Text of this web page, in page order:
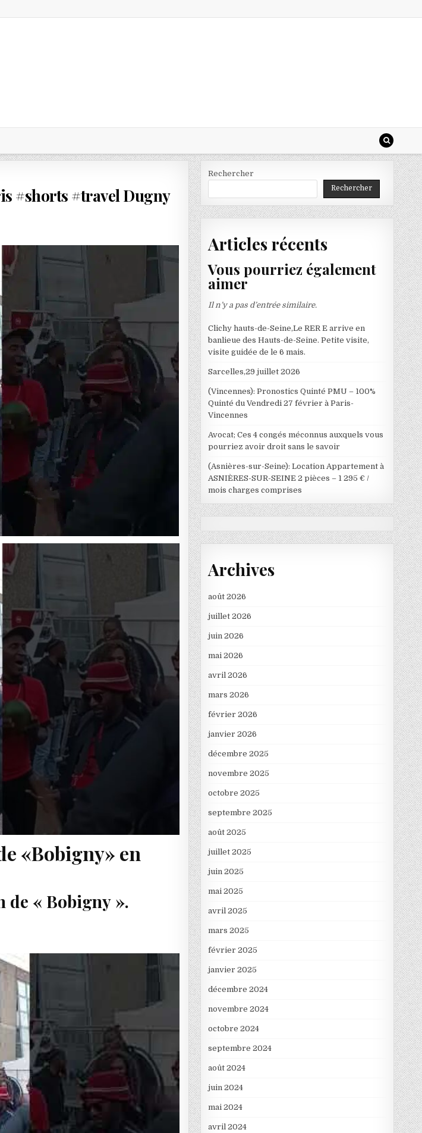
#shorts #travel Dugny
«Bobigny» en
de « Bobigny ».
Rechercher
Rechercher
Articles récents
Vous pourriez également
aimer
Il n’y a pas d’entrée similaire.
Clichy hauts-de-Seine,Le RER E arrive en
banlieue des Hauts-de-Seine. Petite visite,
visite guidée de le 6 mais.
Sarcelles,29 juillet 2026
(Vincennes): Pronostics Quinté PMU – 100%
Quinté du Vendredi 27 février à Paris-
Vincennes
Avocat; Ces 4 congés méconnus auxquels vous
pourriez avoir droit sans le savoir
(Asnières-sur-Seine): Location Appartement à
ASNIÈRES-SUR-SEINE 2 pièces – 1 295 € /
mois charges comprises
Archives
août 2026
juillet 2026
juin 2026
mai 2026
avril 2026
mars 2026
février 2026
janvier 2026
décembre 2025
novembre 2025
octobre 2025
septembre 2025
août 2025
juillet 2025
juin 2025
mai 2025
avril 2025
mars 2025
février 2025
janvier 2025
décembre 2024
novembre 2024
octobre 2024
septembre 2024
août 2024
juin 2024
mai 2024
avril 2024